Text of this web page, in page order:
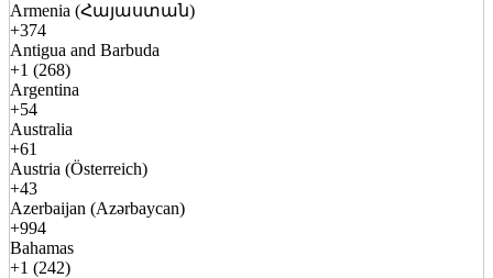
Armenia (Հայաստան)
+374
Antigua and Barbuda
+1 (268)
Argentina
+54
Australia
+61
Austria (Österreich)
+43
Azerbaijan (Azərbaycan)
+994
Bahamas
+1 (242)